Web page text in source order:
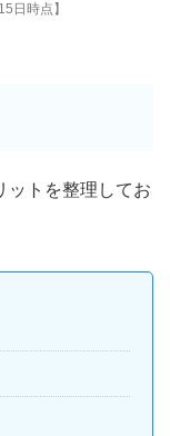
日時点】
ットを整理してお